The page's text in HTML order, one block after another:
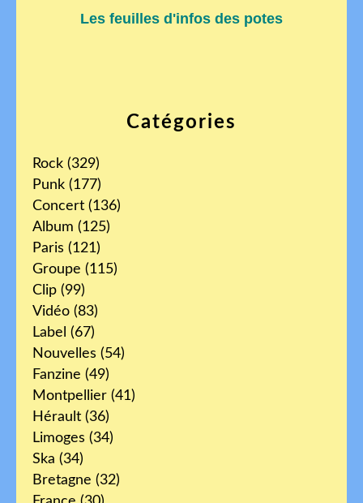
Catégories
Rock (329)
Punk (177)
Concert (136)
Album (125)
Paris (121)
Groupe (115)
Clip (99)
Vidéo (83)
Label (67)
Nouvelles (54)
Fanzine (49)
Montpellier (41)
Hérault (36)
Limoges (34)
Ska (34)
Bretagne (32)
Les feuilles d'infos des potes